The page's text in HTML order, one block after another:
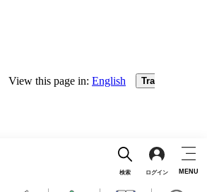
検索 ログイン MENU